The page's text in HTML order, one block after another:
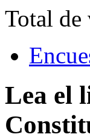
Total de
Lea el